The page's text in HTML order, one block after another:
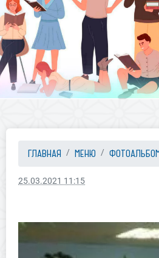
ГЛАВНАЯ МЕНЮ
25.03.2021 11:15